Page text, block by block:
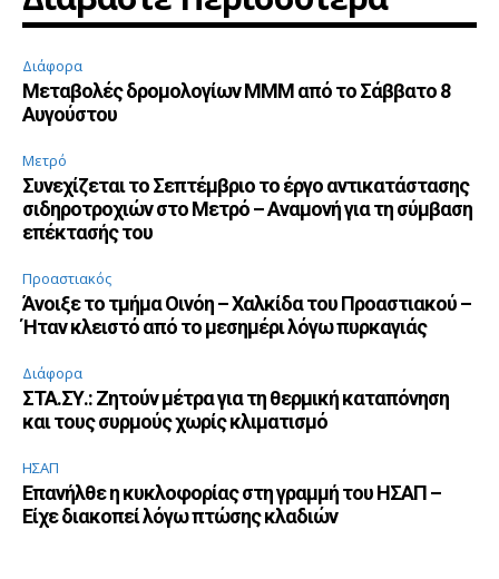
Διάφορα
Μεταβολές δρομολογίων ΜΜΜ από το Σάββατο 8
Αυγούστου
Μετρό
Συνεχίζεται το Σεπτέμβριο το έργο αντικατάστασης
σιδηροτροχιών στο Μετρό – Αναμονή για τη σύμβαση
επέκτασής του
Προαστιακός
Άνοιξε το τμήμα Οινόη – Χαλκίδα του Προαστιακού –
Ήταν κλειστό από το μεσημέρι λόγω πυρκαγιάς
Διάφορα
ΣΤΑ.ΣΥ.: Ζητούν μέτρα για τη θερμική καταπόνηση
και τους συρμούς χωρίς κλιματισμό
ΗΣΑΠ
Επανήλθε η κυκλοφορίας στη γραμμή του ΗΣΑΠ –
Είχε διακοπεί λόγω πτώσης κλαδιών